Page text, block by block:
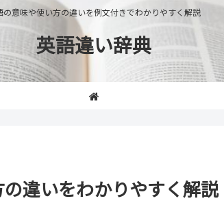
の意味や使い方の違いを例文付きでわかりやすく解説
英語違い辞典
違いをわかりやすく解説